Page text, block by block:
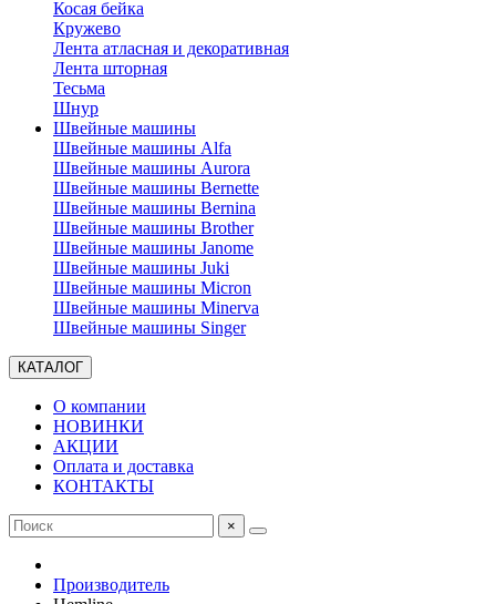
Косая бейка
Кружево
Лента aтласная и декоративная
Лента шторная
Тесьма
Шнур
Швейные машины
Швейные машины Alfa
Швейные машины Aurora
Швейные машины Bernette
Швейные машины Bernina
Швейные машины Brother
Швейные машины Janome
Швейные машины Juki
Швейные машины Micron
Швейные машины Minerva
Швейные машины Singer
КАТАЛОГ
О компании
НОВИНКИ
АКЦИИ
Оплата и доставка
КОНТАКТЫ
×
Производитель